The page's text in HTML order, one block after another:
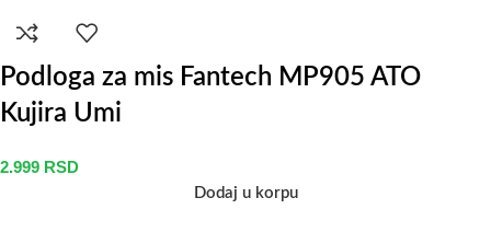
Podloga za mis Fantech MP905 ATO
Kujira Umi
2.999 RSD
Dodaj u korpu